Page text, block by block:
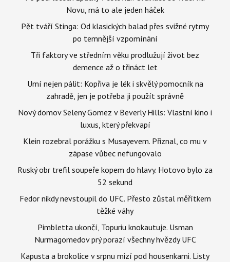
Novu, má to ale jeden háček
Pět tváří Stinga: Od klasických balad přes svižné rytmy
po temnější vzpomínání
Tři faktory ve středním věku prodlužují život bez
demence až o třináct let
Umí nejen pálit: Kopřiva je lék i skvělý pomocník na
zahradě, jen je potřeba ji použít správně
Nový domov Seleny Gomez v Beverly Hills: Vlastní kino i
luxus, který překvapí
Klein rozebral porážku s Musayevem. Přiznal, co mu v
zápase vůbec nefungovalo
Ruský obr trefil soupeře kopem do hlavy. Hotovo bylo za
52 sekund
Fedor nikdy nevstoupil do UFC. Přesto zůstal měřítkem
těžké váhy
Pimbletta ukončí, Topuriu knokautuje. Usman
Nurmagomedov prý porazí všechny hvězdy UFC
Kapusta a brokolice v srpnu mizí pod housenkami. Listy